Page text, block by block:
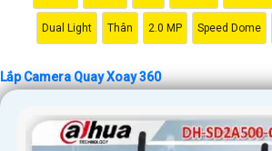
Dual Light Thân 2.0 MP Speed Dome
Lắp Camera Quay Xoay 360